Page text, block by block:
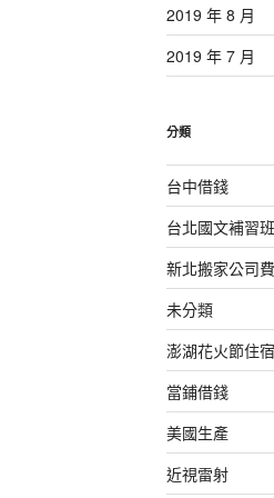
2019 年 8 月
2019 年 7 月
分類
台中借錢
台北國文補習班
新北搬家公司
未分類
澎湖花火節住
當鋪借錢
美國生產
近視雷射